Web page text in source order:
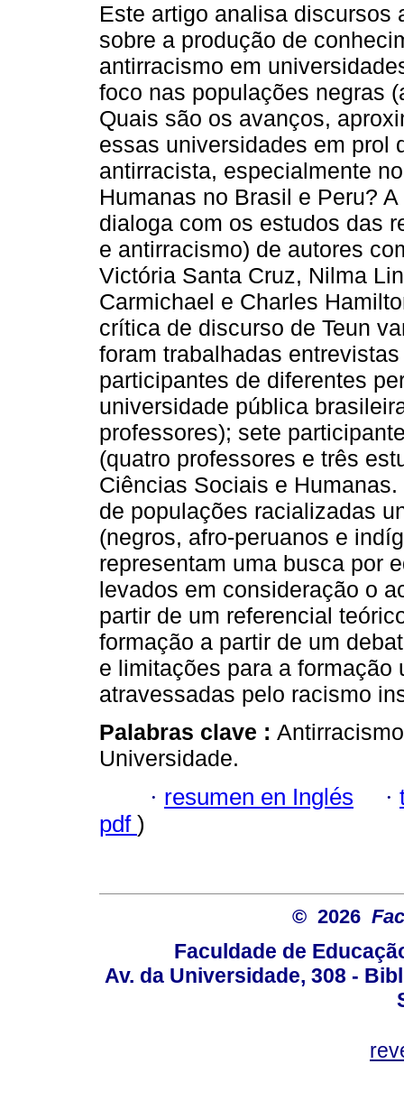
Este artigo analisa discursos
sobre a produção de
antirracismo em
foco nas populações negras
Quais são os avanços,
essas universidades em prol
antirracista, especialmente
Humanas no Brasil e Peru?
dialoga com os estudos das
e antirracismo) de autores
Victória Santa Cruz, Nilma
Carmichael e Charles
crítica de discurso de Teun
foram trabalhadas
participantes de diferentes
universidade pública
professores); sete
(quatro professores e três
Ciências Sociais e
de populações racializadas
(negros, afro-peruanos e
representam uma busca por
levados em consideração o
partir de um referencial
formação a partir de um
e limitações para a
atravessadas pelo racismo
Palabras clave :
Universidade.
· resumen en Inglés ·
pdf )
© 2026
Faculdade de
Av. da Universidade, 308 -